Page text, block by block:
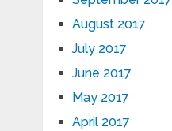
August 2017
July 2017
June 2017
May 2017
April 2017